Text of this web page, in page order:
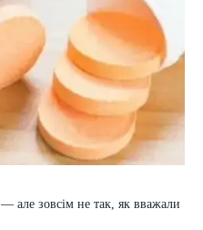
але зовсім не так, як вважали